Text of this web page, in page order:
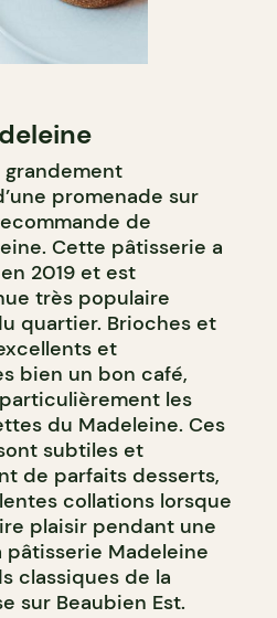
promenade sur
de
Cette pâtisserie a
2019 et est
très populaire
quartier. Brioches et
et
bien un bon café,
les
du Madeleine. Ces
subtiles et
de parfaits desserts,
collations lorsque
plaisir pendant une
pâtisserie Madeleine
classiques de la
sur Beaubien Est.